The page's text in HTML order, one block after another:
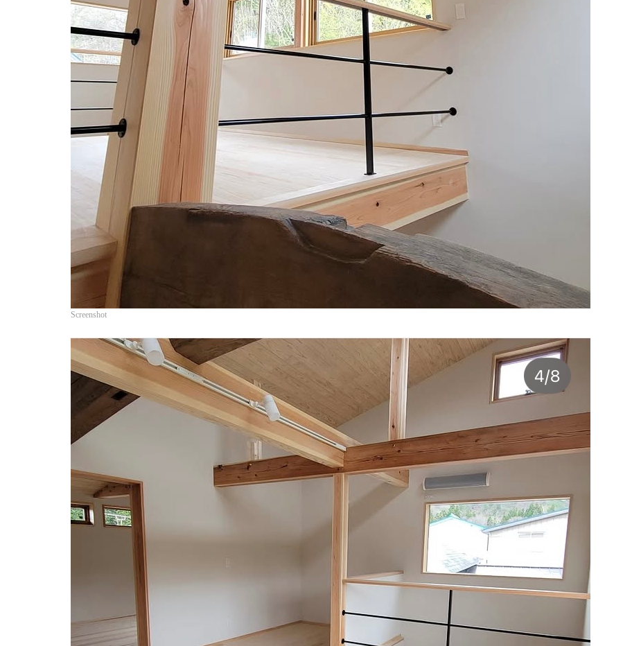
Screenshot